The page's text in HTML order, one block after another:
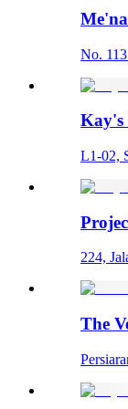
No.
Kay's
L1-02,
224,
The